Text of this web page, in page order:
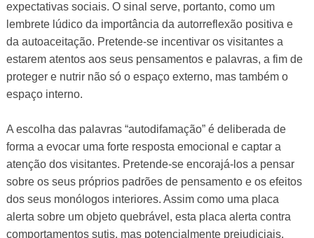
expectativas sociais. O sinal serve, portanto, como um
lembrete lúdico da importância da autorreflexão positiva e
da autoaceitação. Pretende-se incentivar os visitantes a
estarem atentos aos seus pensamentos e palavras, a fim de
proteger e nutrir não só o espaço externo, mas também o
espaço interno.
A escolha das palavras “autodifamação” é deliberada de
forma a evocar uma forte resposta emocional e captar a
atenção dos visitantes. Pretende-se encorajá-los a pensar
sobre os seus próprios padrões de pensamento e os efeitos
dos seus monólogos interiores. Assim como uma placa
alerta sobre um objeto quebrável, esta placa alerta contra
comportamentos sutis, mas potencialmente prejudiciais.